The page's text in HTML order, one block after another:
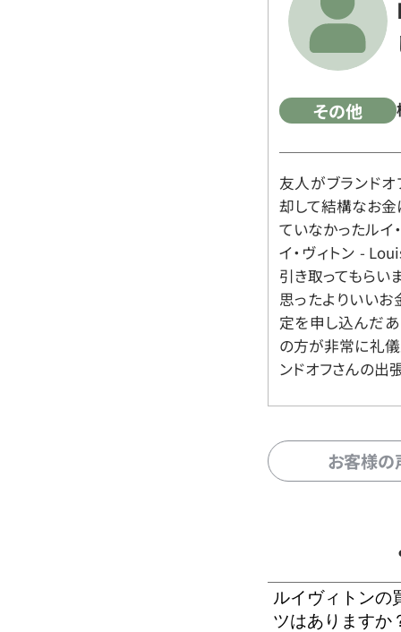
その他
友人がブランド
却して結構なお金
ていなかったルイ
イ・ヴィトン -
引き取ってもらい
思ったよりいいお
定を申し込んだ
の方が非常に礼儀
ンドオフさんの出
お客様
ルイヴィトンの
ツはありますか